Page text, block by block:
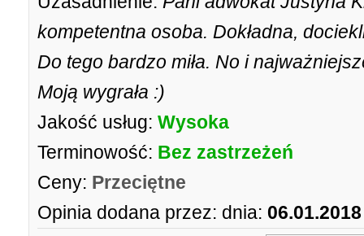
kompetentna osoba. Dokładna,
Do tego bardzo miła. No i
Moją wygrała :)
Jakość usług: Wysoka
Terminowość: Bez zastrzeżeń
Ceny: Przeciętne
Opinia dodana przez: dnia: